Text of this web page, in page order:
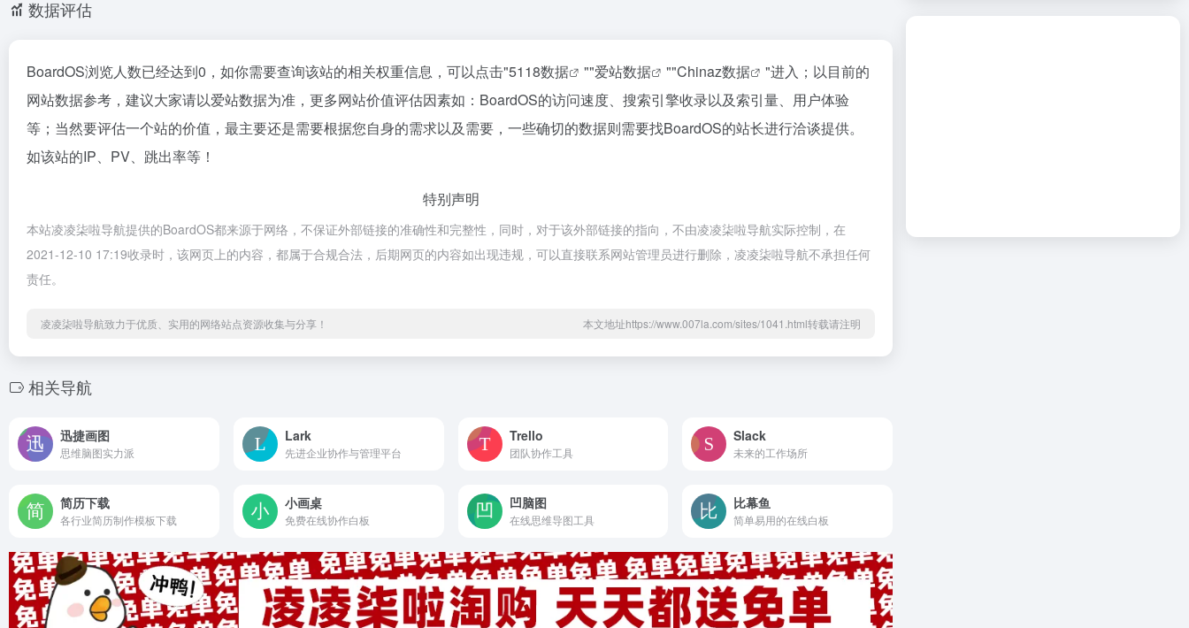
数据评估
BoardOS浏览人数已经达到0，如你需要查询该站的相关权重信息，可以点击"5118数据 ""爱站数据 ""Chinaz数据
"进入；以目前的
网站数据参考，建议大家请以爱站数据为准，更多网站价值评估因素如：BoardOS的访问速度、搜索引擎收录以及索引量、用户体验
等；当然要评估一个站的价值，最主要还是需要根据您自身的需求以及需要，一些确切的数据则需要找BoardOS的站长进行洽谈提供。
如该站的IP、PV、跳出率等！
特别声明
本站凌凌柒啦导航提供的BoardOS都来源于网络，不保证外部链接的准确性和完整性，同时，对于该外部链接的指向，不由凌凌柒啦导航实际控制，在
2021-12-10 17:19收录时，该网页上的内容，都属于合规合法，后期网页的内容如出现违规，可以直接联系网站管理员进行删除，凌凌柒啦导航不承担任何
责任。
凌凌柒啦导航致力于优质、实用的网络站点资源收集与分享！ 本文地址https://www.007la.com/sites/1041.html转载请注明
相关导航
迅捷画图
思维脑图实力派
Lark
先进企业协作与管理平台
Trello
团队协作工具
Slack
未来的工作场所
简历下载
各行业简历制作模板下载
小画桌
免费在线协作白板
凹脑图
在线思维导图工具
比幕鱼
简单易用的在线白板